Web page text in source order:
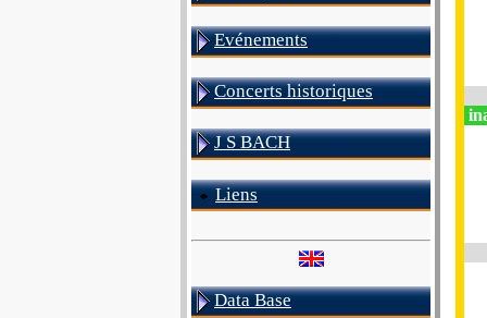
Evénements
Concerts historiques
J S BACH
Liens
Data Base